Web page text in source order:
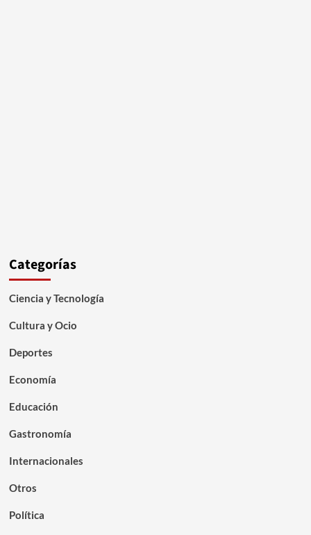
Categorías
Ciencia y Tecnología
Cultura y Ocio
Deportes
Economía
Educación
Gastronomía
Internacionales
Otros
Política